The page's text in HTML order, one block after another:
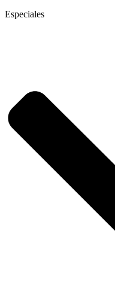
Especiales